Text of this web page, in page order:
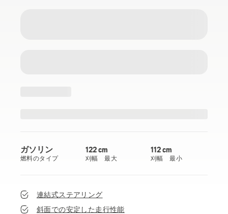
ガソリン
燃料のタイプ
122 cm
刈幅 最大
112 cm
刈幅 最小
連結式ステアリング
斜面での安定した走行性能